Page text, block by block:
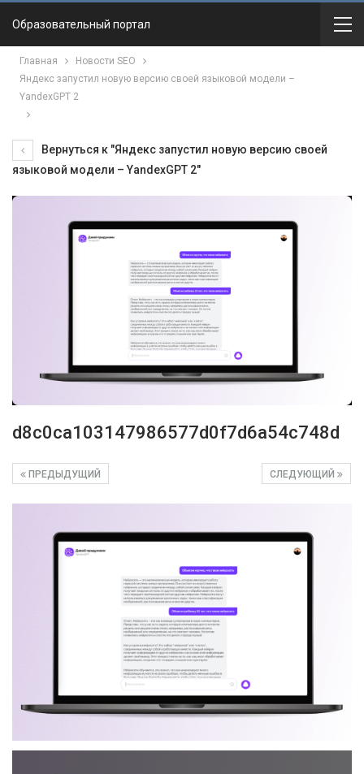
Образовательный портал
Главная
Новости SEO
Яндекс запустил новую версию своей языковой модели –
YandexGPT 2
Вернуться к "Яндекс запустил новую версию своей
языковой модели – YandexGPT 2"
d8c0ca103147986577d0f7d6a54c748d
СЛЕДУЮЩИЙ
ПРЕДЫДУЩИЙ